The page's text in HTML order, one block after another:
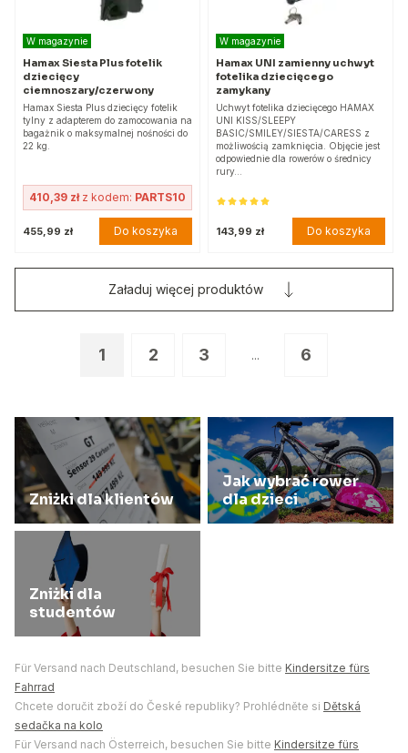
W magazynie
Hamax Siesta Plus fotelik
dziecięcy
ciemnoszary/czerwony
Hamax Siesta Plus dziecięcy fotelik
tylny z adapterem do zamocowania na
bagażnik o maksymalnej nośności do
22 kg.
410,39 złz kodem: PARTS10
455,99 zł Do koszyka
W magazynie
Hamax UNI zamienny uchwyt
fotelika dziecięcego
zamykany
Uchwyt fotelika dziecięcego HAMAX
UNI KISS/SLEEPY
BASIC/SMILEY/SIESTA/CARESS z
możliwością zamknięcia. Objęcie jest
odpowiednie dla rowerów o średnicy
rury…
143,99 zł Do koszyka
1 2 3 ... 6
Załaduj więcej produktów
Zniżki dla klientów
Jak wybrać rower
dla dzieci
Zniżki dla
studentów
Für Versand nach Deutschland, besuchen Sie bitte Kindersitze fürs
Fahrrad
Chcete doručit zboží do České republiky? Prohlédněte si Dětská
sedačka na kolo
Für Versand nach Österreich, besuchen Sie bitte Kindersitze fürs